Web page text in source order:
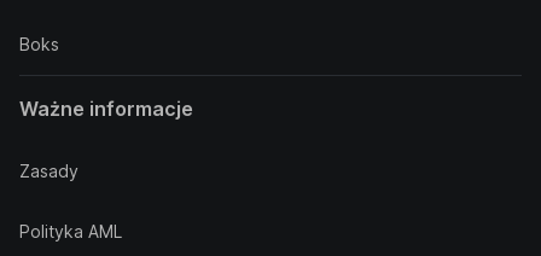
Boks
Ważne informacje
Zasady
Polityka AML